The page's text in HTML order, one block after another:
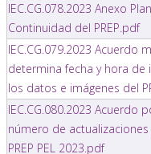
IEC.CG.078.2023 Anexo
Continuidad del PREP.pdf
IEC.CG.079.2023 Acuerdo
determina fecha y hora
los datos e imágenes del
IEC.CG.080.2023 Acuerdo
número de
PREP PEL 2023.pdf